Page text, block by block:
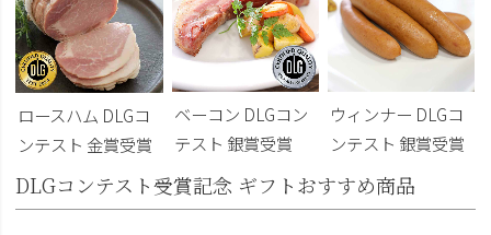
ロースハム DLGコ
ンテスト 金賞受賞
ベーコン DLGコン
テスト 銀賞受賞
ウィンナー DLGコ
ンテスト 銀賞受賞
DLGコンテスト受賞記念 ギフトおすすめ商品